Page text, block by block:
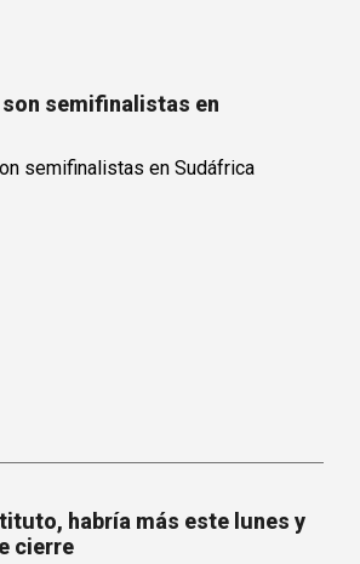
semifinalistas en
habría más este lunes y
cierre